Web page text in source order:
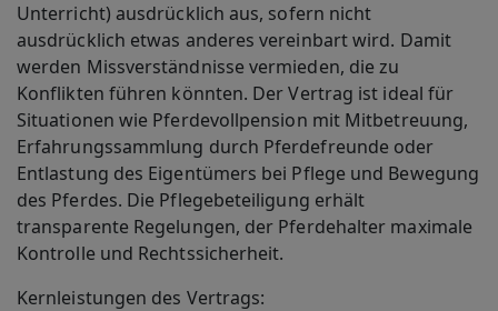
Unterricht) ausdrücklich aus, sofern nicht
ausdrücklich etwas anderes vereinbart wird. Damit
werden Missverständnisse vermieden, die zu
Konflikten führen könnten. Der Vertrag ist ideal für
Situationen wie Pferdevollpension mit Mitbetreuung,
Erfahrungssammlung durch Pferdefreunde oder
Entlastung des Eigentümers bei Pflege und Bewegung
des Pferdes. Die Pflegebeteiligung erhält
transparente Regelungen, der Pferdehalter maximale
Kontrolle und Rechtssicherheit.
Kernleistungen des Vertrags: